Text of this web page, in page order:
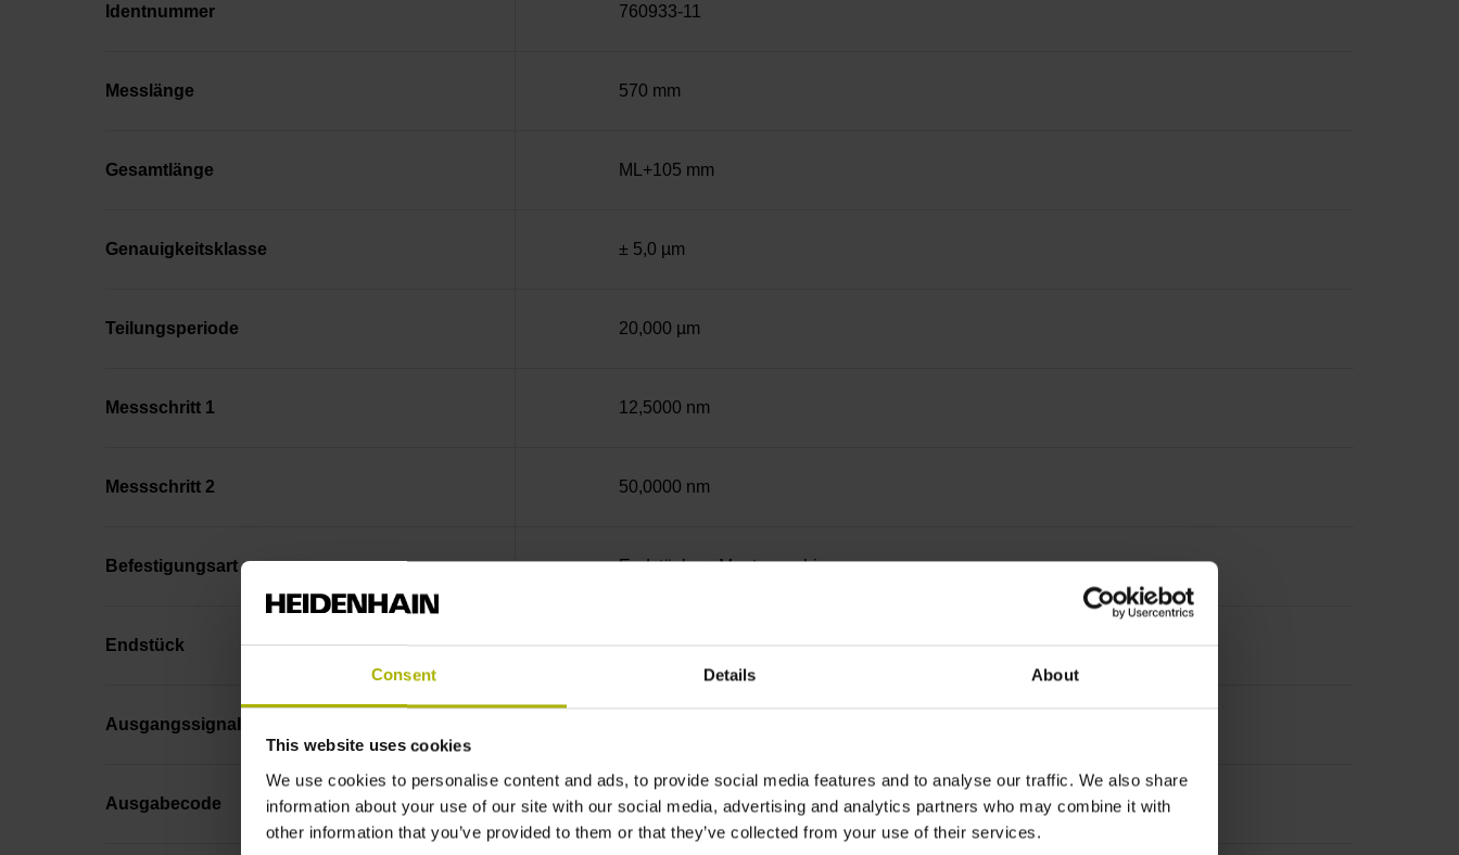
Consent Details About
This website uses cookies
We use cookies to personalise content and ads, to provide social media features and to analyse our traffic. We also share
information about your use of our site with our social media, advertising and analytics partners who may combine it with
other information that you’ve provided to them or that they’ve collected from your use of their services.
Identnummer 760933-11
Messlänge 570 mm
Gesamtlänge ML+105 mm
Genauigkeitsklasse ± 5,0 µm
Teilungsperiode 20,000 µm
Messschritt 1 12,5000 nm
Messschritt 2 50,0000 nm
Befestigungsart Endstücke + Montageschiene
Endstück 14A
Ausgangssignal
Ausgabecode Dual